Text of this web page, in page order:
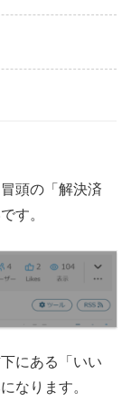
頭の「解決済
す。
にある「いい
なります。